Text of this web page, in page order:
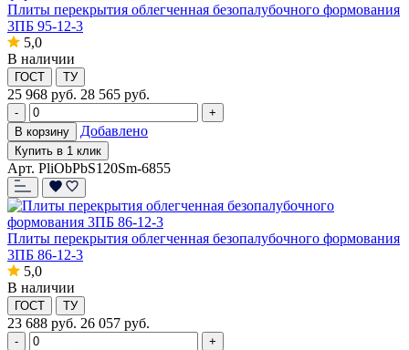
Плиты перекрытия облегченная безопалубочного формования
3ПБ 95-12-3
5,0
В наличии
ГОСТ ТУ
25 968 руб. 28 565 руб.
-
+
В корзину
Добавлено
Купить в 1 клик
Арт. PliObPbS120Sm-6855
Плиты перекрытия облегченная безопалубочного формования
3ПБ 86-12-3
5,0
В наличии
ГОСТ ТУ
23 688 руб. 26 057 руб.
-
+